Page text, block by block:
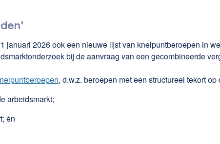
januari 2026 ook een nieuwe lijst van knelpuntberoepen in
bij de aanvraag van een gecombineerde
, d.w.z. beroepen met een structureel tekort
arbeidsmarkt;
én